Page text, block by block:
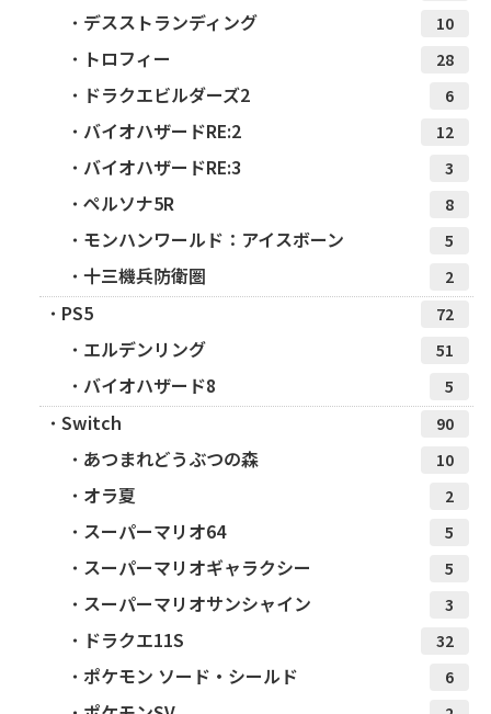
デスストランディング 10
トロフィー 28
ドラクエビルダーズ2 6
バイオハザードRE:2 12
バイオハザードRE:3 3
ペルソナ5R 8
モンハンワールド：アイスボーン 5
十三機兵防衛圏 2
PS5 72
エルデンリング 51
バイオハザード8 5
Switch 90
あつまれどうぶつの森 10
オラ夏 2
スーパーマリオ64 5
スーパーマリオギャラクシー 5
スーパーマリオサンシャイン 3
ドラクエ11S 32
ポケモン ソード・シールド 6